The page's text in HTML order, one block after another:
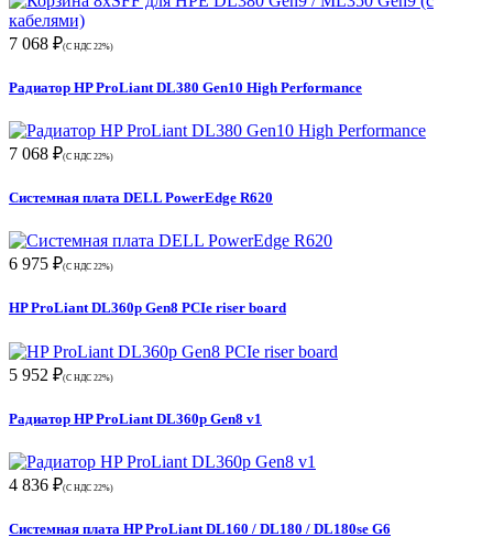
7 068 ₽(С НДС 22%)
Радиатор HP ProLiant DL380 Gen10 High Performance
7 068 ₽(С НДС 22%)
Системная плата DELL PowerEdge R620
6 975 ₽(С НДС 22%)
HP ProLiant DL360p Gen8 PCIe riser board
5 952 ₽(С НДС 22%)
Радиатор HP ProLiant DL360p Gen8 v1
4 836 ₽(С НДС 22%)
Системная плата HP ProLiant DL160 / DL180 / DL180se G6